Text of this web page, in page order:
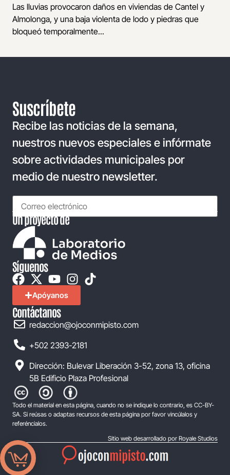
Las lluvias provocaron daños en viviendas de Cantel y
Almolonga, y una baja violenta de lodo y piedras que
bloqueó temporalmente...
Suscríbete
Recibe las noticias de la semana,
nuestros nuevos especiales e infórmate
sobre actividades municipales por
medio de nuestro newsletter.
Un proyecto de
Síguenos
Apóyanos
Contáctanos
redaccion@ojoconmipisto.com
+502 2393-2181
Dirección: Bulevar Liberación 3-52, zona 13, oficina
5B Edificio Plaza Profesional
Todo el material en esta página, cuando no se indique lo contrario, es CC-BY-
SA. Si reúsas o adaptas recursos de esta página por favor vincúlalos y
referéncialos.
Sitio web desarrollado por Royale Studios